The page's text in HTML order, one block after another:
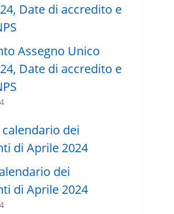
Assegno Unico
Date di accredito e
dei
di Aprile 2024